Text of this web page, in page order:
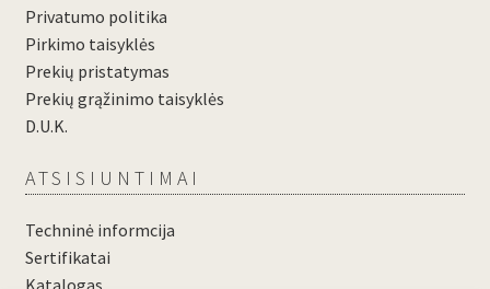
Privatumo politika
Pirkimo taisyklės
Prekių pristatymas
Prekių grąžinimo taisyklės
D.U.K.
ATSISIUNTIMAI
Techninė informcija
Sertifikatai